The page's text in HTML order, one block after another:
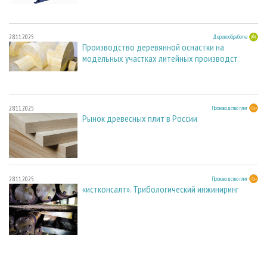
28.11.2025 Деревообработка
Производство деревянной оснастки на
модельных участках литейных производст
28.11.2025 Производство плит
Рынок древесных плит в России
28.11.2025 Производство плит
«истконсалт». Трибологический инжиниринг